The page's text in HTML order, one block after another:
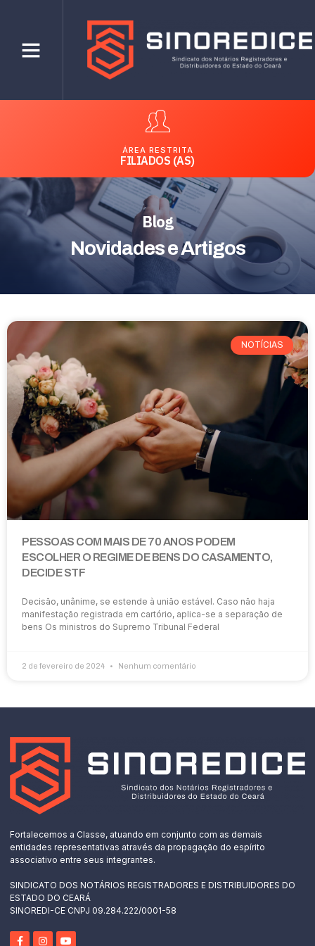
ÁREA RESTRITA
FILIADOS (AS)
Blog
Novidades e Artigos
NOTÍCIAS
PESSOAS COM MAIS DE 70 ANOS PODEM
ESCOLHER O REGIME DE BENS DO CASAMENTO,
DECIDE STF
Decisão, unânime, se estende à união estável. Caso não haja
manifestação registrada em cartório, aplica-se a separação de
bens Os ministros do Supremo Tribunal Federal
2 de fevereiro de 2024 Nenhum comentário
Fortalecemos a Classe, atuando em conjunto com as demais
entidades representativas através da propagação do espírito
associativo entre seus integrantes.
SINDICATO DOS NOTÁRIOS REGISTRADORES E DISTRIBUIDORES DO
ESTADO DO CEARÁ
SINOREDI-CE CNPJ 09.284.222/0001-58